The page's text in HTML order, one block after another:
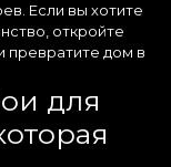
Если вы хотите
откройте
превратите дом в
для